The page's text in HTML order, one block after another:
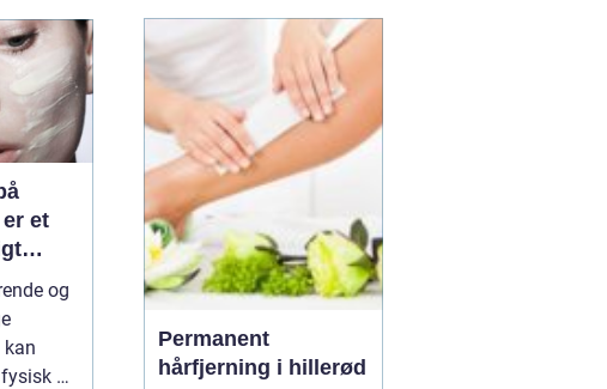
et
af
og
kan
og
mennesker over hele
verden. Især kvinder har
taget tatoveringer til sig
som et stærkt udtr...
Permanent
hårfjerning i hillerød